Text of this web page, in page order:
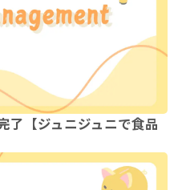
了【ジュニジュニで食品